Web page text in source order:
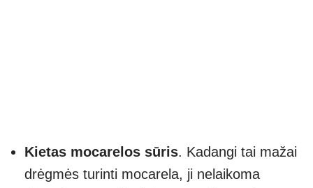
Kietas mocarelos sūris. Kadangi tai mažai
drėgmės turinti mocarela, ji nelaikoma